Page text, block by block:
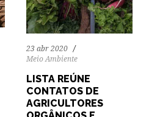
23 abr 2020
Meio Ambiente
LISTA REÚNE
CONTATOS DE
AGRICULTORES